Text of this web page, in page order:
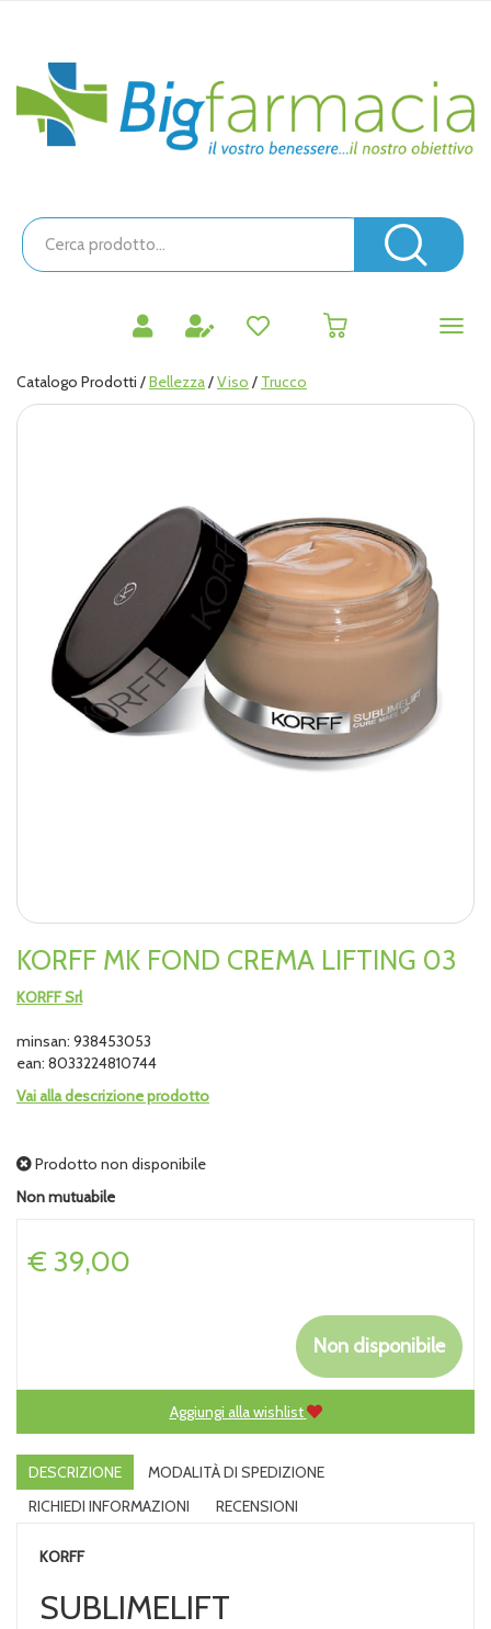
principaleBigfarmacia
Cerca
Prodotto
Catalogo Prodotti /Bellezza/Viso / Trucco
KORFF MK FOND CREMA LIFTING 03
KORFF Srl
minsan: 938453053
ean: 8033224810744
Vai alla descrizione prodotto
Prodotto non disponibile
Non mutuabile
Prezzo
€ 39,00
Non disponibile
Aggiungi alla wishlist
DESCRIZIONE
MODALITÀ DI SPEDIZIONE
RICHIEDI INFORMAZIONI
RECENSIONI
KORFF
SUBLIMELIFT